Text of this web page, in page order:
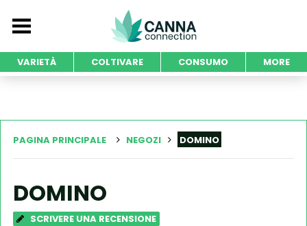
VARIETÀ COLTIVARE CONSUMO MORE
PAGINA PRINCIPALE NEGOZI DOMINO
DOMINO
SCRIVERE UNA RECENSIONE